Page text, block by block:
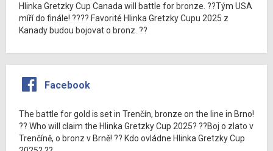
Hlinka Gretzky Cup Canada will battle for bronze. ??Tým USA
míří do finále! ???? Favorité Hlinka Gretzky Cupu 2025 z
Kanady budou bojovat o bronz. ??
Facebook
The battle for gold is set in Trenčín, bronze on the line in Brno!
?? Who will claim the Hlinka Gretzky Cup 2025? ??Boj o zlato v
Trenčíně, o bronz v Brně! ?? Kdo ovládne Hlinka Gretzky Cup